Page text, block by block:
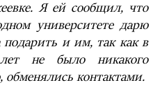
Я ей сообщил, что
университете дарю
и им, так как в
не было никакого
обменялись контактами.